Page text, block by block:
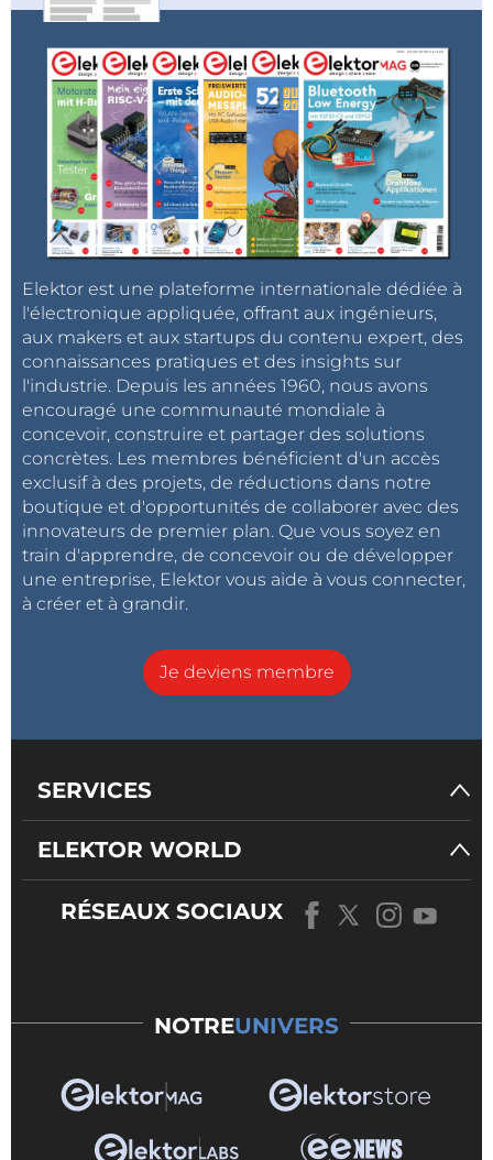
Elektor est une plateforme internationale dédiée à
l'électronique appliquée, offrant aux ingénieurs,
aux makers et aux startups du contenu expert, des
connaissances pratiques et des insights sur
l'industrie. Depuis les années 1960, nous avons
encouragé une communauté mondiale à
concevoir, construire et partager des solutions
concrètes. Les membres bénéficient d'un accès
exclusif à des projets, de réductions dans notre
boutique et d'opportunités de collaborer avec des
innovateurs de premier plan. Que vous soyez en
train d'apprendre, de concevoir ou de développer
une entreprise, Elektor vous aide à vous connecter,
à créer et à grandir.
Je deviens membre
SERVICES
ELEKTOR WORLD
RÉSEAUX SOCIAUX
NOTREUNIVERS